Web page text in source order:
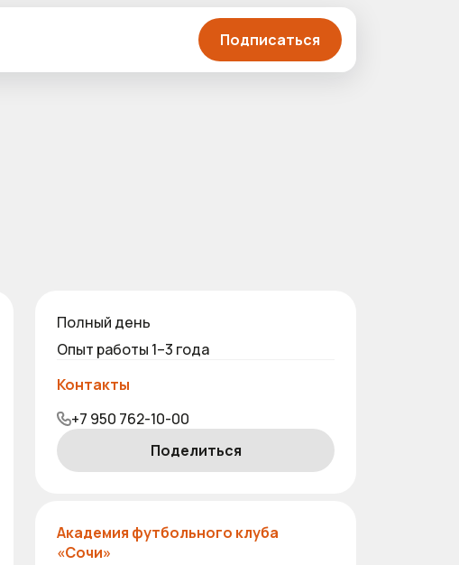
Подписаться
Полный день
Опыт работы 1–3 года
Контакты
+7 950 762-10-00
Поделиться
Академия футбольного клуба
«Сочи»